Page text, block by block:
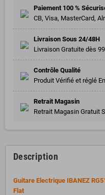
Paiement 100 %
CB, Visa, MasterCard,
Livraison Sous 24/48H
Livraison Gratuite dès
Contrôle Qualité
Produit Vérifié et réglé
Retrait Magasin
Retrait Magasin Gratuit
Description
Guitare Electrique IBANEZ
Flat